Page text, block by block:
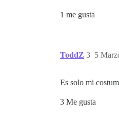
1 me gusta
ToddZ 5
3
Es solo mi
3 Me gusta